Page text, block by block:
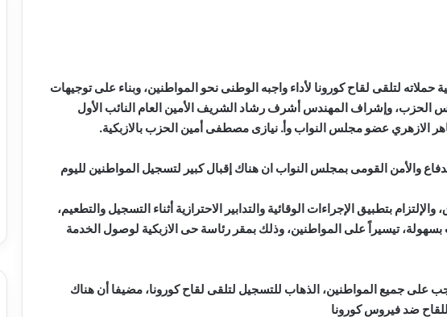
لتلقى لقاح كورونا لأداء واجبه الوطنى نحو المواطنين، وبناء على توجيهات
الحزب، وإشراف المهندس أشرف رشاد الشريف الأمين العام النائب الأول
الازهري عضو مجلس النواب وأ. نيازى مصطفى أمين الحزب بالازبكية.
والأمن القومى بمجلس النواب ان هناك إقبال كبير لتسجيل المواطنين لليوم
بتطبيق الإجراءات الوقائية والتدابير الاحترازية أثناء التسجيل والتطعيم،
بسهولة، تيسيراً على المواطنين، وذلك بمقر رئاسة حى الازبكية لوصول الخدمة
على جميع المواطنين، الذهاب للتسجيل لتلقى لقاح كورونا، مضيفا أن هناك
ضد فيروس كورونا
كامل سيف الدين …. يكتب
عطوه كليوباترا القرن 21
سيف
الدين
….
يكتب
جديد
مصطفى كامل سيف الدين …. يكتب
ميلاد جديد